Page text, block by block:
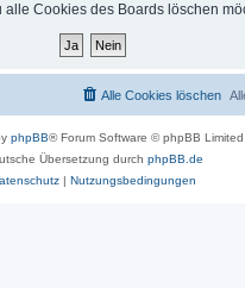
alle Cookies des Boards löschen
Alle Cookies löschen
phpBB® Forum Software © phpBB Limited
Übersetzung durch phpBB.de
| Nutzungsbedingungen